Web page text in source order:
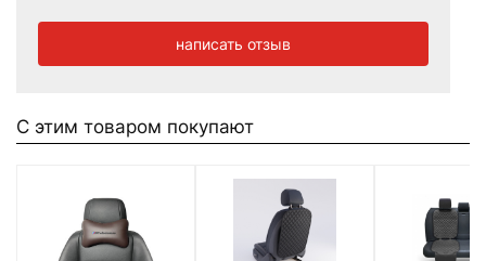
написать отзыв
С этим товаром покупают